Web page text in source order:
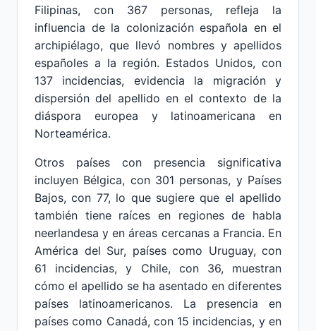
Filipinas, con 367 personas, refleja la
influencia de la colonización española en el
archipiélago, que llevó nombres y apellidos
españoles a la región. Estados Unidos, con
137 incidencias, evidencia la migración y
dispersión del apellido en el contexto de la
diáspora europea y latinoamericana en
Norteamérica.
Otros países con presencia significativa
incluyen Bélgica, con 301 personas, y Países
Bajos, con 77, lo que sugiere que el apellido
también tiene raíces en regiones de habla
neerlandesa y en áreas cercanas a Francia. En
América del Sur, países como Uruguay, con
61 incidencias, y Chile, con 36, muestran
cómo el apellido se ha asentado en diferentes
países latinoamericanos. La presencia en
países como Canadá, con 15 incidencias, y en